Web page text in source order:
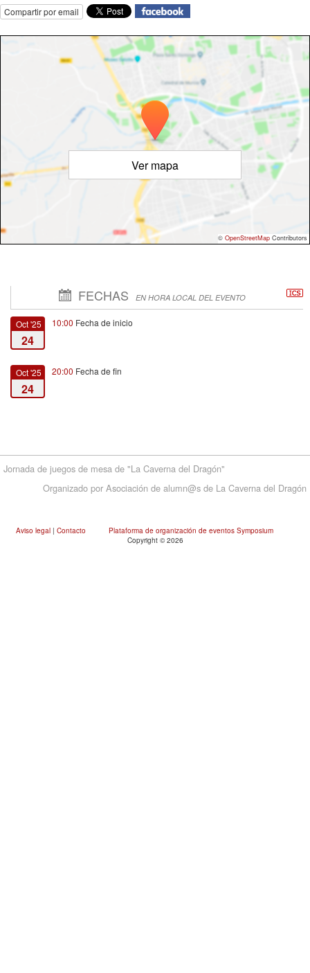
Compartir por email
Ver mapa
© OpenStreetMap Contributors
FECHAS EN HORA LOCAL DEL EVENTO
Oct '25
24
10:00 Fecha de inicio
Oct '25
24
20:00 Fecha de fin
Jornada de juegos de mesa de "La Caverna del Dragón"
Organizado por Asociación de alumn@s de La Caverna del Dragón
Aviso legal | Contacto
Plataforma de organización de eventos Symposium
Copyright © 2026